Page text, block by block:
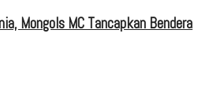
Mongols MC Tancapkan Bendera